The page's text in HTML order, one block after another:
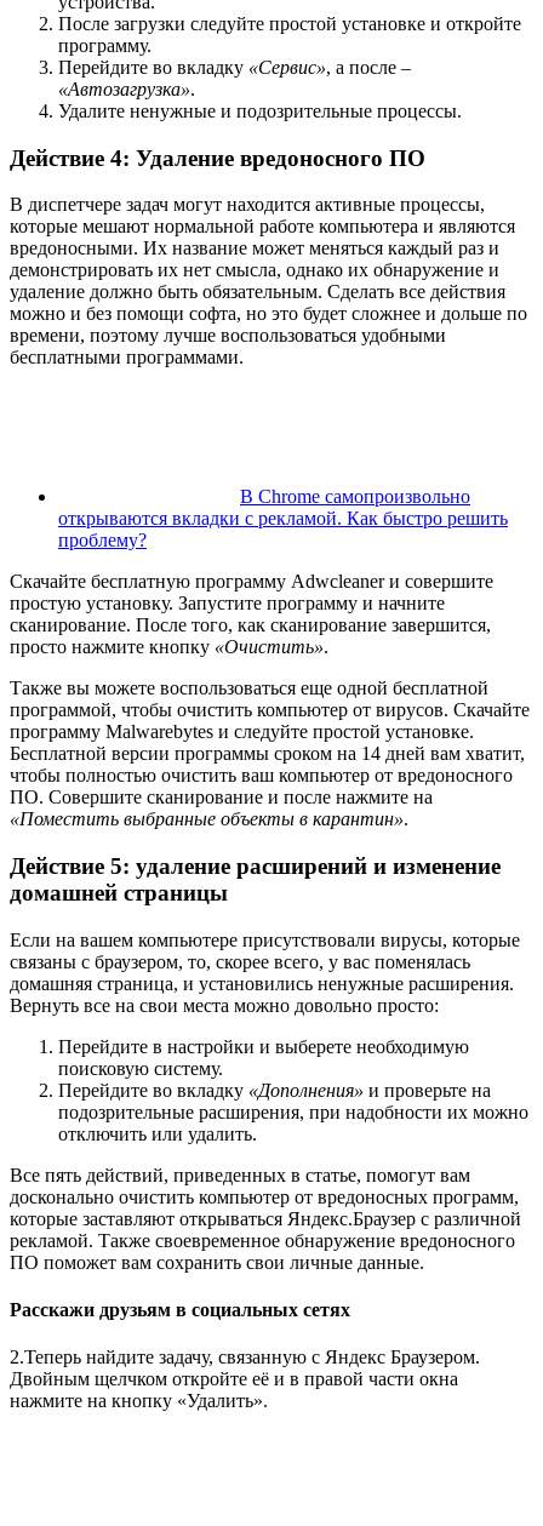
После загрузки следуйте простой установке и откройте
программу.
Перейдите во вкладку «Сервис», а после –
«Автозагрузка».
Удалите ненужные и подозрительные процессы.
Действие 4: Удаление вредоносного ПО
В диспетчере задач могут находится активные процессы,
которые мешают нормальной работе компьютера и являются
вредоносными. Их название может меняться каждый раз и
демонстрировать их нет смысла, однако их обнаружение и
удаление должно быть обязательным. Сделать все действия
можно и без помощи софта, но это будет сложнее и дольше по
времени, поэтому лучше воспользоваться удобными
бесплатными программами.
В Chrome самопроизвольно
открываются вкладки с рекламой. Как быстро решить
проблему?
Скачайте бесплатную программу Adwcleaner и совершите
простую установку. Запустите программу и начните
сканирование. После того, как сканирование завершится,
просто нажмите кнопку «Очистить».
Также вы можете воспользоваться еще одной бесплатной
программой, чтобы очистить компьютер от вирусов. Скачайте
программу Malwarebytes и следуйте простой установке.
Бесплатной версии программы сроком на 14 дней вам хватит,
чтобы полностью очистить ваш компьютер от вредоносного
ПО. Совершите сканирование и после нажмите на
«Поместить выбранные объекты в карантин».
Действие 5: удаление расширений и изменение
домашней страницы
Если на вашем компьютере присутствовали вирусы, которые
связаны с браузером, то, скорее всего, у вас поменялась
домашняя страница, и установились ненужные расширения.
Вернуть все на свои места можно довольно просто:
Перейдите в настройки и выберете необходимую
поисковую систему.
Перейдите во вкладку «Дополнения» и проверьте на
подозрительные расширения, при надобности их можно
отключить или удалить.
Все пять действий, приведенных в статье, помогут вам
досконально очистить компьютер от вредоносных программ,
которые заставляют открываться Яндекс.Браузер с различной
рекламой. Также своевременное обнаружение вредоносного
ПО поможет вам сохранить свои личные данные.
Расскажи друзьям в социальных сетях
2.Теперь найдите задачу, связанную с Яндекс Браузером.
Двойным щелчком откройте её и в правой части окна
нажмите на кнопку «Удалить».